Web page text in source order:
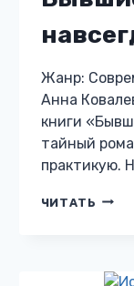
Жанр:
Анна
книги
тайный
практикую.
ЧИТАТЬ